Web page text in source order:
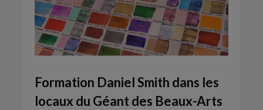
Formation Daniel Smith dans les
locaux du Géant des Beaux-Arts